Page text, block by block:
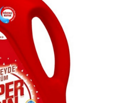
Teklif İsteyin